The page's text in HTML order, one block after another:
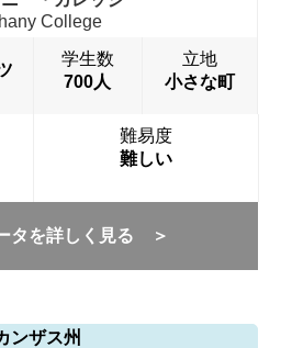
College
学生数
700人
立地
小さな町
難易度
難しい
タを詳しく見る ＞
ンザス州